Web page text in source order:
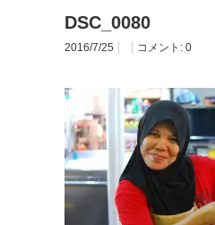
DSC_0080
2016/7/25 コメント: 0